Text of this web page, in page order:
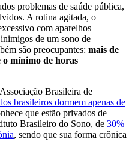
problemas de saúde pública,
A rotina agitada, o
com aparelhos
de um sono de
são preocupantes: mais de
o mínimo de horas
Associação Brasileira de
brasileiros dormem apenas de
que estão privados de
Brasileiro do Sono, de 30%
, sendo que sua forma crônica